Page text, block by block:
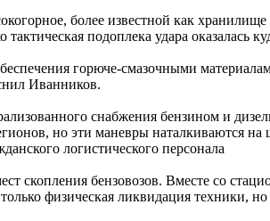
более известной как
подоплека удара оказалась
горюче-смазочными
Иванников.
снабжения бензином и
но эти маневры наталкиваются
логистического персонала
скопления бензовозов. Вместе со
физическая ликвидация техники,